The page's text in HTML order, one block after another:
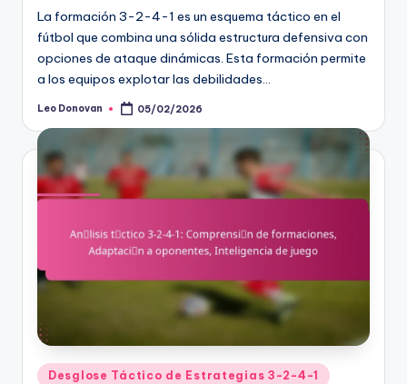
La formación 3-2-4-1 es un esquema táctico en el
fútbol que combina una sólida estructura defensiva con
opciones de ataque dinámicas. Esta formación permite
a los equipos explotar las debilidades…
Posted
Leo Donovan 05/02/2026
Posted
Desglose Táctico de Estrategias 3-2-4-1